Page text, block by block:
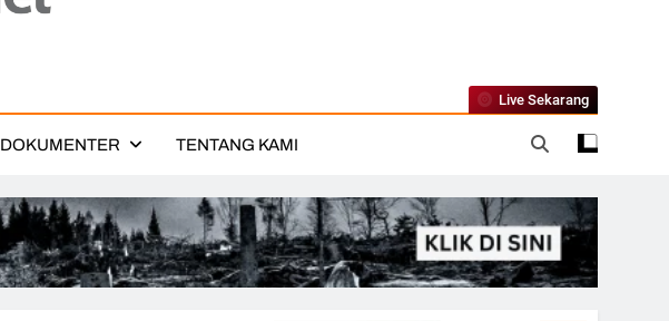
DOKUMENTER TENTANG KAMI
Live Sekarang